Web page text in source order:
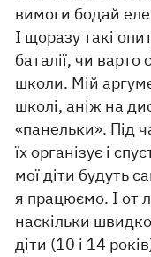
вимоги бодай
І щоразу такі
баталії, чи варто
школи. Мій
школі, аніж на
«панельки». Під
їх організує і
мої діти будуть
я працюємо. І от
наскільки
діти (10 і 14